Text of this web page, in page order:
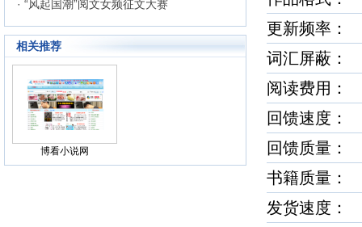
· “风起国潮”阅文女频征文大赛
相关推荐
博看小说网
更新频率
词汇屏蔽
阅读费用：
回馈速度
回馈质量
书籍质量
发货速度